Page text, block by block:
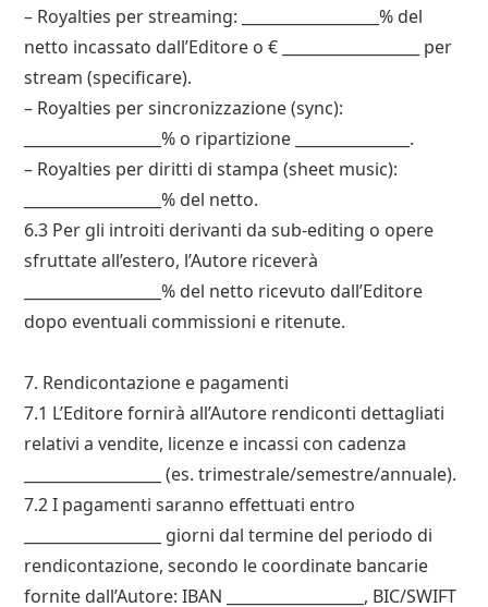
– Royalties per streaming: __________________% del
netto incassato dall’Editore o € __________________ per
stream (specificare).
– Royalties per sincronizzazione (sync):
__________________% o ripartizione _______________.
– Royalties per diritti di stampa (sheet music):
__________________% del netto.
6.3 Per gli introiti derivanti da sub-editing o opere
sfruttate all’estero, l’Autore riceverà
__________________% del netto ricevuto dall’Editore
dopo eventuali commissioni e ritenute.
7. Rendicontazione e pagamenti
7.1 L’Editore fornirà all’Autore rendiconti dettagliati
relativi a vendite, licenze e incassi con cadenza
__________________ (es. trimestrale/semestre/annuale).
7.2 I pagamenti saranno effettuati entro
__________________ giorni dal termine del periodo di
rendicontazione, secondo le coordinate bancarie
fornite dall’Autore: IBAN __________________, BIC/SWIFT